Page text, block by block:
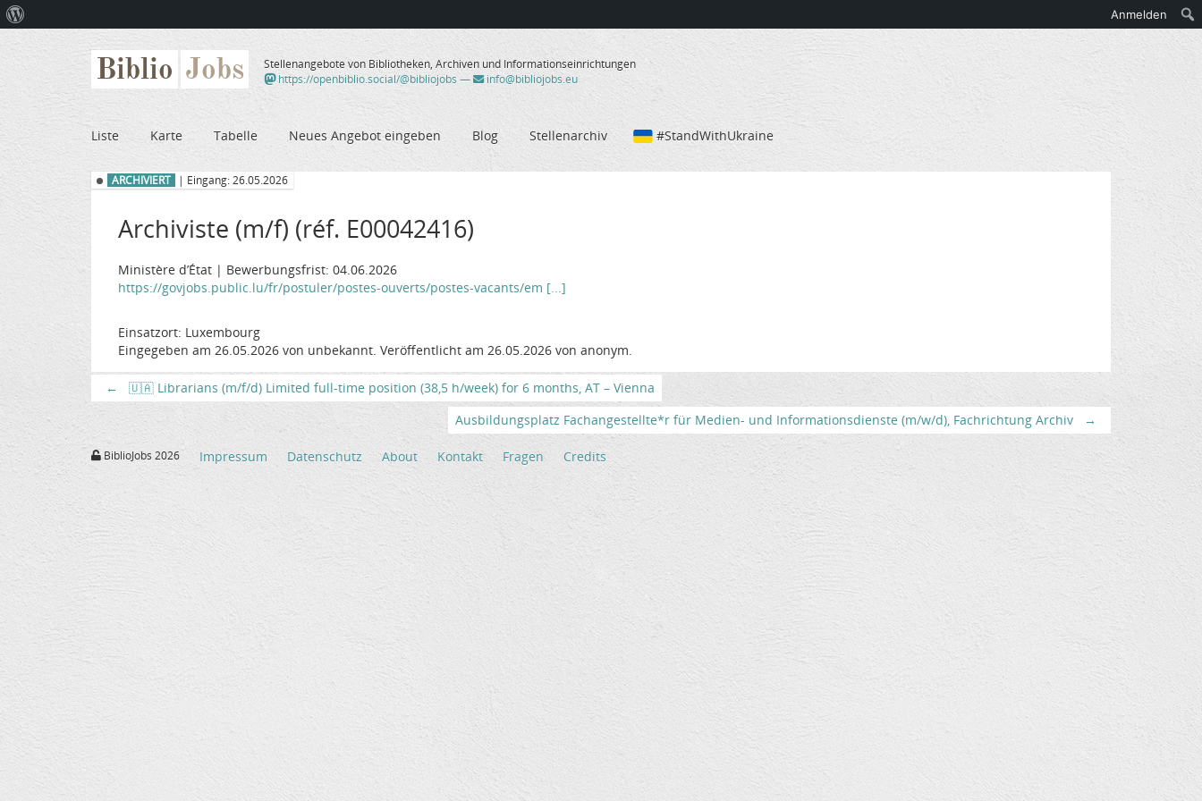
Biblio Jobs
Stellenangebote von Bibliotheken, Archiven und Informationseinrichtungen
https://openbiblio.social/@bibliojobs — info@bibliojobs.eu
Liste Karte Tabelle Neues Angebot eingeben Blog Stellenarchiv #StandWithUkraine
ARCHIVIERT | Eingang: 26.05.2026
Archiviste (m/f) (réf. E00042416)
Ministère d’État | Bewerbungsfrist: 04.06.2026
https://govjobs.public.lu/fr/postuler/postes-ouverts/postes-vacants/em [...]
Einsatzort: Luxembourg
Eingegeben am 26.05.2026 von unbekannt. Veröffentlicht am 26.05.2026 von anonym.
←
🇺🇦 Librarians (m/f/d) Limited full-time position (38,5 h/week) for 6 months, AT – Vienna
Ausbildungsplatz Fachangestellte*r für Medien- und Informationsdienste (m/w/d), Fachrichtung Archiv
→
BiblioJobs 2026 Impressum Datenschutz About Kontakt Fragen Credits
WordPress
Anmelden